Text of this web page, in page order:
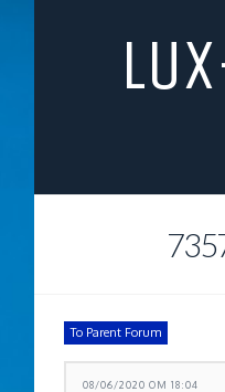
To Parent Forum
08/06/2020 OM 18:04